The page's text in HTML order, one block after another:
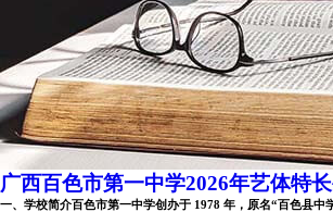
广西百色市第一中学2026年艺体特
一、学校简介百色市第一中学创办于 1978 年，原名“百色县中